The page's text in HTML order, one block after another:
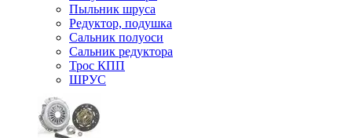
Пыльник шруса
Редуктор, подушка
Сальник полуоси
Сальник редуктора
Трос КПП
ШРУС